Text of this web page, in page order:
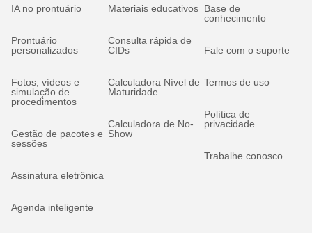
IA no prontuário
Prontuário
personalizados
Fotos, vídeos e
simulação de
procedimentos
Gestão de pacotes e
sessões
Assinatura eletrônica
Agenda inteligente
Materiais educativos
Consulta rápida de
CIDs
Calculadora Nível de
Maturidade
Calculadora de No-
Show
Base de
conhecimento
Fale com o suporte
Termos de uso
Política de
privacidade
Trabalhe conosco